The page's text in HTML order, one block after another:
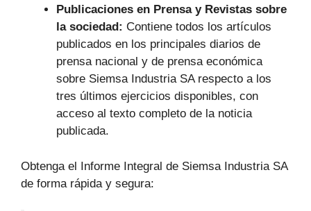
Publicaciones en Prensa y Revistas sobre
la sociedad: Contiene todos los artículos
publicados en los principales diarios de
prensa nacional y de prensa económica
sobre Siemsa Industria SA respecto a los
tres últimos ejercicios disponibles, con
acceso al texto completo de la noticia
publicada.
Obtenga el Informe Integral de Siemsa Industria SA
de forma rápida y segura: